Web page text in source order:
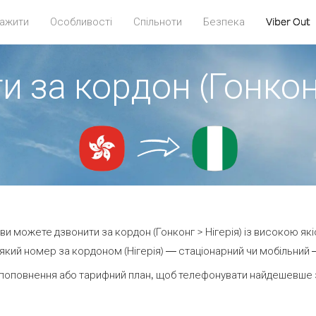
Особливості Спільноти Безпека Viber Out
за кордон
можете дзвонити за кордон (Гонконг > Нігерія) із високою
номер за кордоном (Нігерія) — стаціонарний чи мобільний
або тарифний план, щоб телефонувати найдешевше